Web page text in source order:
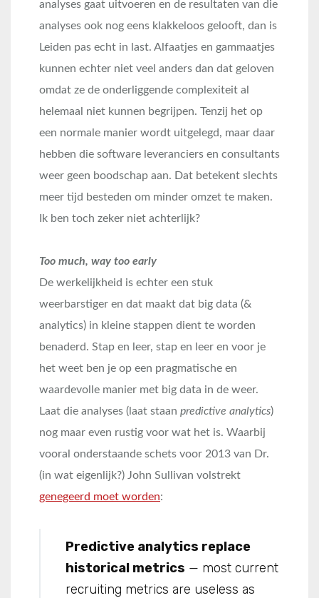
analyses gaat uitvoeren en de resultaten van die
analyses ook nog eens klakkeloos gelooft, dan is
Leiden pas echt in last. Alfaatjes en gammaatjes
kunnen echter niet veel anders dan dat geloven
omdat ze de onderliggende complexiteit al
helemaal niet kunnen begrijpen. Tenzij het op
een normale manier wordt uitgelegd, maar daar
hebben die software leveranciers en consultants
weer geen boodschap aan. Dat betekent slechts
meer tijd besteden om minder omzet te maken.
Ik ben toch zeker niet achterlijk?
Too much, way too early
De werkelijkheid is echter een stuk
weerbarstiger en dat maakt dat big data (&
analytics) in kleine stappen dient te worden
benaderd. Stap en leer, stap en leer en voor je
het weet ben je op een pragmatische en
waardevolle manier met big data in de weer.
Laat die analyses (laat staan predictive analytics)
nog maar even rustig voor wat het is. Waarbij
vooral onderstaande schets voor 2013 van Dr.
(in wat eigenlijk?) John Sullivan volstrekt
genegeerd moet worden:
Predictive analytics replace
historical metrics — most current
recruiting metrics are useless as